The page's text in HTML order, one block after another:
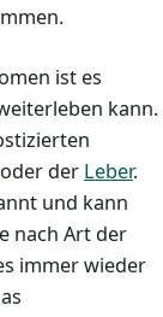
ist es
kann.
oder der Leber.
und kann
nach Art der
immer wieder